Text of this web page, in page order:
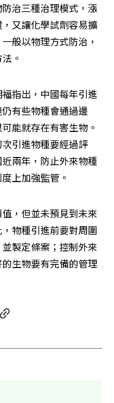
治三種治理模式，漲
又讓化學試劑容易擴
般以物理方式防治，
。
指出，中國每年引進
有些物種會通過邊
能就存在有害生物。
引進物種要經過評
兩年，防止外來物種
上加強監管。
，但並未預見到未來
物種引進前要對周圍
製定條案；控制外來
生物要有完備的管理